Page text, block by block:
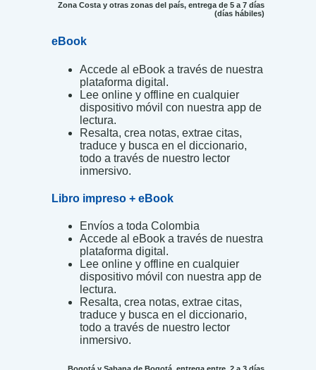
Zona Costa y otras zonas del país, entrega de 5 a 7 días
(días hábiles)
eBook
Accede al eBook a través de nuestra
plataforma digital.
Lee online y offline en cualquier
dispositivo móvil con nuestra app de
lectura.
Resalta, crea notas, extrae citas,
traduce y busca en el diccionario,
todo a través de nuestro lector
inmersivo.
Libro impreso + eBook
Envíos a toda Colombia
Accede al eBook a través de nuestra
plataforma digital.
Lee online y offline en cualquier
dispositivo móvil con nuestra app de
lectura.
Resalta, crea notas, extrae citas,
traduce y busca en el diccionario,
todo a través de nuestro lector
inmersivo.